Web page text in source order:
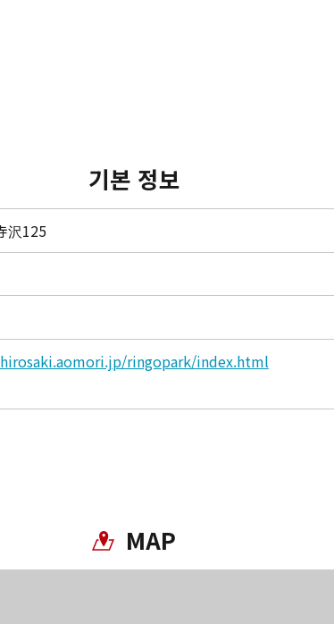
기본 정보
沢125
ringopark/index.html
MAP